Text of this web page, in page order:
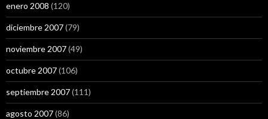
enero 2008 (120)
diciembre 2007(79)
noviembre 2007(49)
octubre 2007(106)
septiembre 2007(111)
agosto 2007(86)